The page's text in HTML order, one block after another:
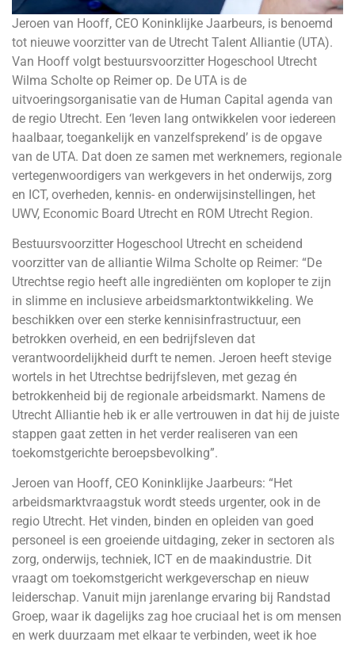
Jeroen van Hooff, CEO Koninklijke Jaarbeurs, is benoemd
tot nieuwe voorzitter van de Utrecht Talent Alliantie (UTA).
Van Hooff volgt bestuursvoorzitter Hogeschool Utrecht
Wilma Scholte op Reimer op. De UTA is de
uitvoeringsorganisatie van de Human Capital agenda van
de regio Utrecht. Een ‘leven lang ontwikkelen voor iedereen
haalbaar, toegankelijk en vanzelfsprekend’ is de opgave
van de UTA. Dat doen ze samen met werknemers, regionale
vertegenwoordigers van werkgevers in het onderwijs, zorg
en ICT, overheden, kennis- en onderwijsinstellingen, het
UWV, Economic Board Utrecht en ROM Utrecht Region.
Bestuursvoorzitter Hogeschool Utrecht en scheidend
voorzitter van de alliantie Wilma Scholte op Reimer: “De
Utrechtse regio heeft alle ingrediënten om koploper te zijn
in slimme en inclusieve arbeidsmarktontwikkeling. We
beschikken over een sterke kennisinfrastructuur, een
betrokken overheid, en een bedrijfsleven dat
verantwoordelijkheid durft te nemen. Jeroen heeft stevige
wortels in het Utrechtse bedrijfsleven, met gezag én
betrokkenheid bij de regionale arbeidsmarkt. Namens de
Utrecht Alliantie heb ik er alle vertrouwen in dat hij de juiste
stappen gaat zetten in het verder realiseren van een
toekomstgerichte beroepsbevolking”.
Jeroen van Hooff, CEO Koninklijke Jaarbeurs: “Het
arbeidsmarktvraagstuk wordt steeds urgenter, ook in de
regio Utrecht. Het vinden, binden en opleiden van goed
personeel is een groeiende uitdaging, zeker in sectoren als
zorg, onderwijs, techniek, ICT en de maakindustrie. Dit
vraagt om toekomstgericht werkgeverschap en nieuw
leiderschap. Vanuit mijn jarenlange ervaring bij Randstad
Groep, waar ik dagelijks zag hoe cruciaal het is om mensen
en werk duurzaam met elkaar te verbinden, weet ik hoe